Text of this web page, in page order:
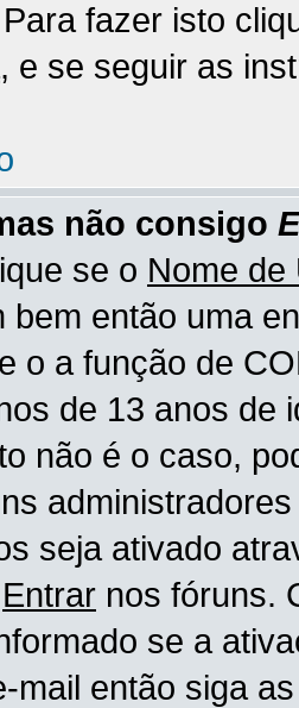
fazer isto
, e se seguir as
não consigo
se o Nome de
bem então uma
o a função de
de 13 anos de
não é o caso,
seja ativado
Entrar nos fóruns.
se a
mail então siga